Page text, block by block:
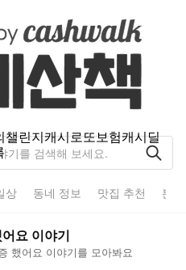
챌린지캐시로또보험캐시딜
상 동네 정보 맛집 추천 분
요 이야기
했어요 이야기를 모아봐요